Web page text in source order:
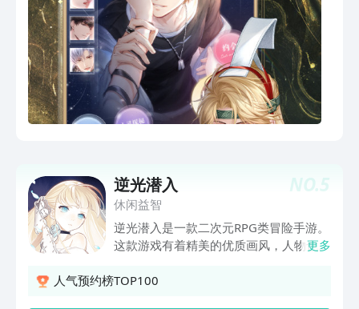
NO.5
逆光潜入
休闲益智
逆光潜入是一款二次元RPG类冒险手游。
这款游戏有着精美的优质画风，人物也是
同的职业去进行各种刺激的战斗。在游戏
更多
人气预约榜TOP100